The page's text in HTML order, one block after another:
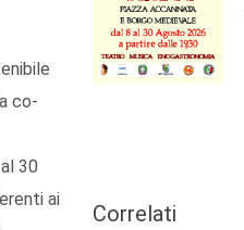
co-
30
ai
Correlati